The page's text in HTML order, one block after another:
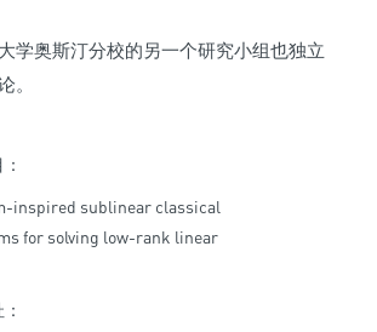
学奥斯汀分校的另一个研究小组也独立
。
inspired sublinear classical
for solving low-rank linear